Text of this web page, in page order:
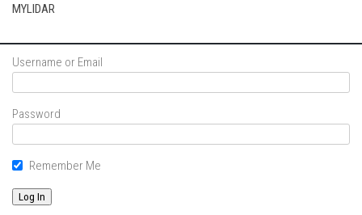
MYLIDAR
Username or Email
Password
Remember Me